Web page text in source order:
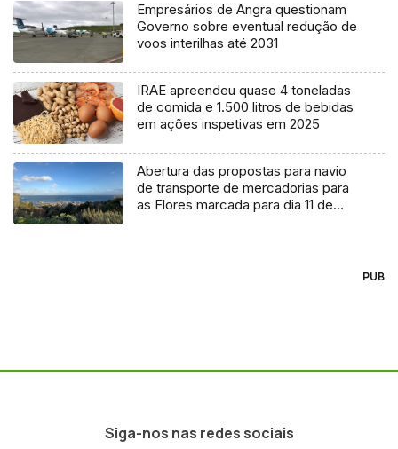
Empresários de Angra questionam
Governo sobre eventual redução de
voos interilhas até 2031
IRAE apreendeu quase 4 toneladas
de comida e 1.500 litros de bebidas
em ações inspetivas em 2025
Abertura das propostas para navio
de transporte de mercadorias para
as Flores marcada para dia 11 de
PUB
Siga-nos nas redes sociais